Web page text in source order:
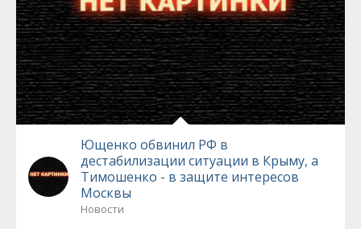
Ющенко обвинил РФ в
дестабилизации ситуации в Крыму, а
Тимошенко - в защите интересов
Москвы
Новости